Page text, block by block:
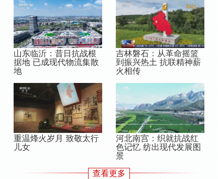
山东临沂：昔日抗战根
据地 已成现代物流集散
地
吉林磐石：从革命摇篮
到振兴热土 抗联精神薪
火相传
重温烽火岁月 致敬太行
儿女
河北南宫：织就抗战红
色记忆 纺出现代发展图
景
查看更多